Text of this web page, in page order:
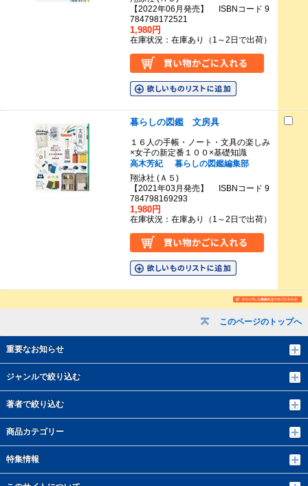
このページのトップへ
重要なお知らせ
ジャンルで絞り込む
著者で絞り込む
商品カテゴリー
特集情報
【2022年06月発売】 ISBNコード 9
784798172521
1,980円
在庫状況：在庫あり（1～2日で出荷）
暮らしの図鑑 文房具
１６人の手帳・ノート・文具の楽しみ
×女子の新定番１００×基礎知識
高木芳紀
暮らしの図鑑編集部
翔泳社 (Ａ５)
【2021年03月発売】 ISBNコード 9
784798169293
1,980円
在庫状況：在庫あり（1～2日で出荷）